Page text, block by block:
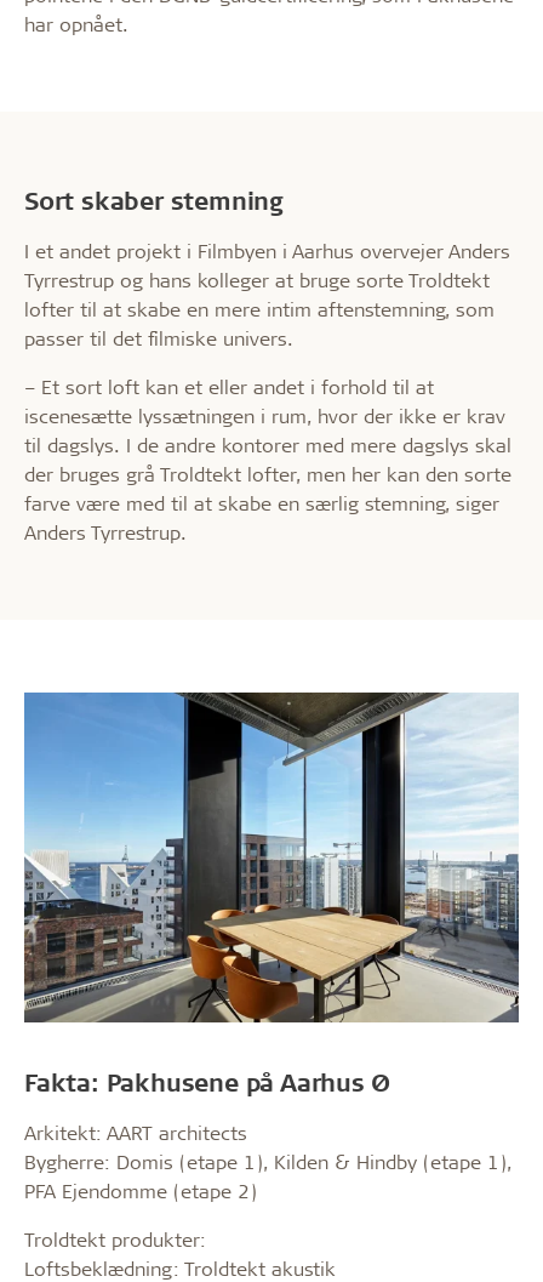
har opnået.
Sort skaber stemning
I et andet projekt i Filmbyen i Aarhus overvejer Anders
Tyrrestrup og hans kolleger at bruge sorte Troldtekt
lofter til at skabe en mere intim aftenstemning, som
passer til det filmiske univers.
– Et sort loft kan et eller andet i forhold til at
iscenesætte lyssætningen i rum, hvor der ikke er krav
til dagslys. I de andre kontorer med mere dagslys skal
der bruges grå Troldtekt lofter, men her kan den sorte
farve være med til at skabe en særlig stemning, siger
Anders Tyrrestrup.
Fakta: Pakhusene på Aarhus Ø
Arkitekt: AART architects
Bygherre: Domis (etape 1), Kilden & Hindby (etape 1),
PFA Ejendomme (etape 2)
Troldtekt produkter:
Loftsbeklædning: Troldtekt akustik